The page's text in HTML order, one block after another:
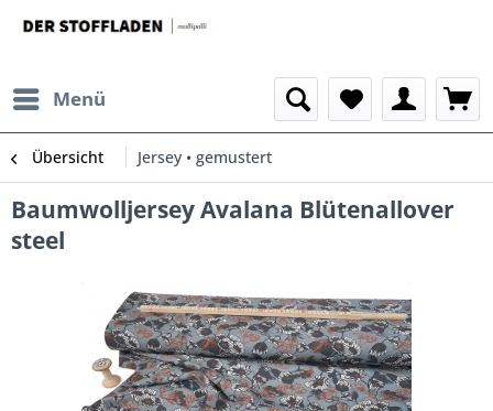
Menü
Übersicht Jersey • gemustert
Baumwolljersey Avalana Blütenallover
steel